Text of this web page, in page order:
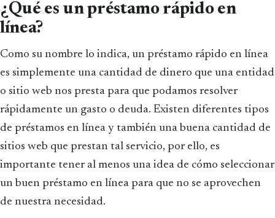
¿Qué es un préstamo rápido en
línea?
Como su nombre lo indica, un préstamo rápido en línea
es simplemente una cantidad de dinero que una entidad
o sitio web nos presta para que podamos resolver
rápidamente un gasto o deuda. Existen diferentes tipos
de préstamos en línea y también una buena cantidad de
sitios web que prestan tal servicio, por ello, es
importante tener al menos una idea de cómo seleccionar
un buen préstamo en línea para que no se aprovechen
de nuestra necesidad.